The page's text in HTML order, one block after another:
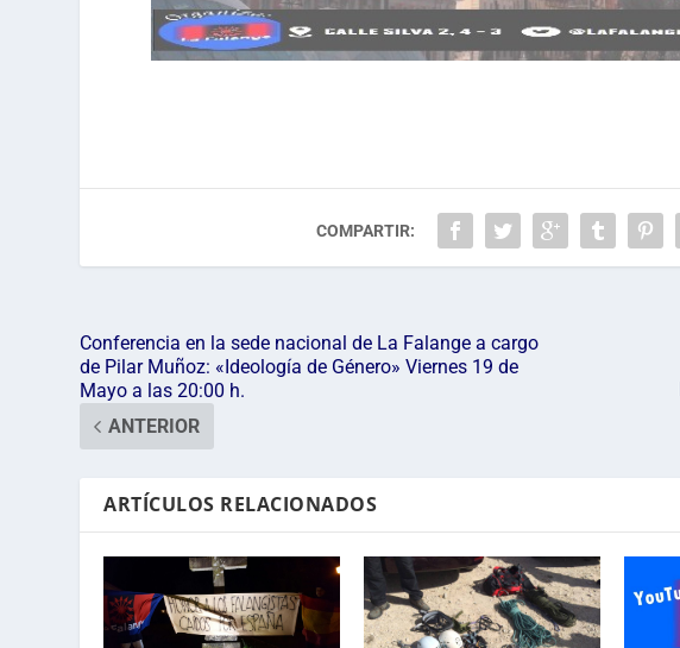
COMPARTIR:
Conferencia en la sede nacional de La Falange a cargo
de Pilar Muñoz: «Ideología de Género» Viernes 19 de
Mayo a las 20:00 h.
ANTERIOR
ARTÍCULOS RELACIONADOS